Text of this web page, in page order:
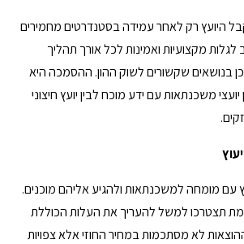
היועץ רק לאחר עמידה בסטנדרטים מחמירים
מקצועיות ואמינות לכל אורך תהליך
בנושאים שקשורים לשוק ההון. ההסמכה היא
משכנתאות עם ידע מוכח לבין יועץ חיצוני
עם מומחה למשכנתאות ולהגיע אליהם מוכנים.
תצטרכו למשל להעריך את העלות הכוללת
לא מסתכמות במחיר החוזי אלא צפויות